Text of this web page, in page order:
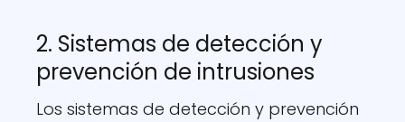
2. Sistemas de detección y
prevención de intrusiones
Los sistemas de detección y prevención